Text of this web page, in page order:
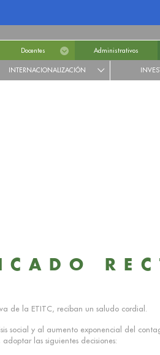
Docentes Administrativos
INTERNACIONALIZACIÓN
de la ETITC, reciban un saludo cordial.
social y al aumento exponencial del
las siguientes decisiones: